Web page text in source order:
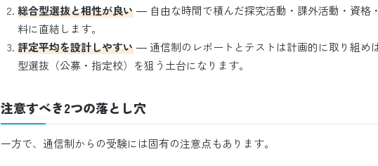
総合型選抜と相性が良い― 自由な時間で積んだ探究活動・課外活動・資格
料に直結します。
評定平均を設計しやすい― 通信制のレポートとテストは計画的に取り組め
型選抜（公募・指定校）を狙う土台になります。
注意すべき2つの落とし穴
一方で、通信制からの受験には固有の注意点もあります。